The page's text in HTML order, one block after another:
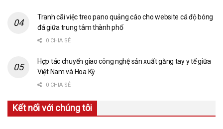
Tranh cãi việc treo pano quảng cáo cho website cá độ bóng
đá giữa trung tâm thành phố
0 CHIA SẺ
Hợp tác chuyển giao công nghệ sản xuất găng tay y tế giữa
Việt Nam và Hoa Kỳ
0 CHIA SẺ
Kết nối với chúng tôi